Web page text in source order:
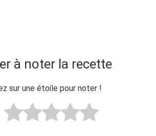
à noter la recette
sur une étoile pour noter !